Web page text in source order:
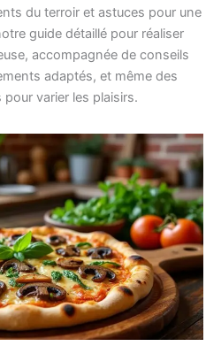
du terroir et astuces pour une
guide détaillé pour réaliser
accompagnée de conseils
adaptés, et même des
varier les plaisirs.